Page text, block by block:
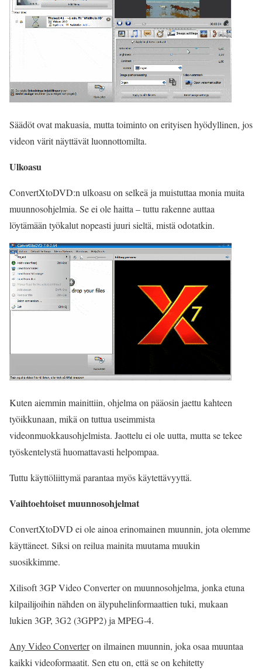
Säädöt ovat makuasia, mutta toiminto on erityisen hyödyllinen, jos
videon värit näyttävät luonnottomilta.
Ulkoasu
ConvertXtoDVD:n ulkoasu on selkeä ja muistuttaa monia muita
muunnosohjelmia. Se ei ole haitta – tuttu rakenne auttaa
löytämään työkalut nopeasti juuri sieltä, mistä odotatkin.
Kuten aiemmin mainittiin, ohjelma on pääosin jaettu kahteen
työikkunaan, mikä on tuttua useimmista
videonmuokkausohjelmista. Jaottelu ei ole uutta, mutta se tekee
työskentelystä huomattavasti helpompaa.
Tuttu käyttöliittymä parantaa myös käytettävyyttä.
Vaihtoehtoiset muunnosohjelmat
ConvertXtoDVD ei ole ainoa erinomainen muunnin, jota olemme
käyttäneet. Siksi on reilua mainita muutama muukin
suosikkimme.
Xilisoft 3GP Video Converter on muunnosohjelma, jonka etuna
kilpailijoihin nähden on älypuhelinformaattien tuki, mukaan
lukien 3GP, 3G2 (3GPP2) ja MPEG-4.
Any Video Converteron ilmainen muunnin, joka osaa muuntaa
kaikki videoformaatit. Sen etu on, että se on kehitetty